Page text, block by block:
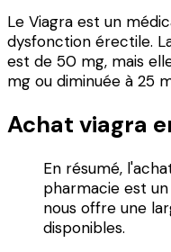
Le Viagra est un
dysfonction érectile.
est de 50 mg, mais
mg ou diminuée à 25
Achat viagra
En résumé,
pharmacie est
nous offre une
disponibles.